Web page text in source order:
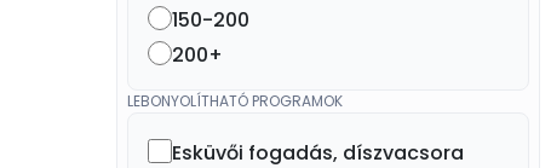
150-200
200+
LEBONYOLÍTHATÓ PROGRAMOK
Esküvői fogadás, díszvacsora